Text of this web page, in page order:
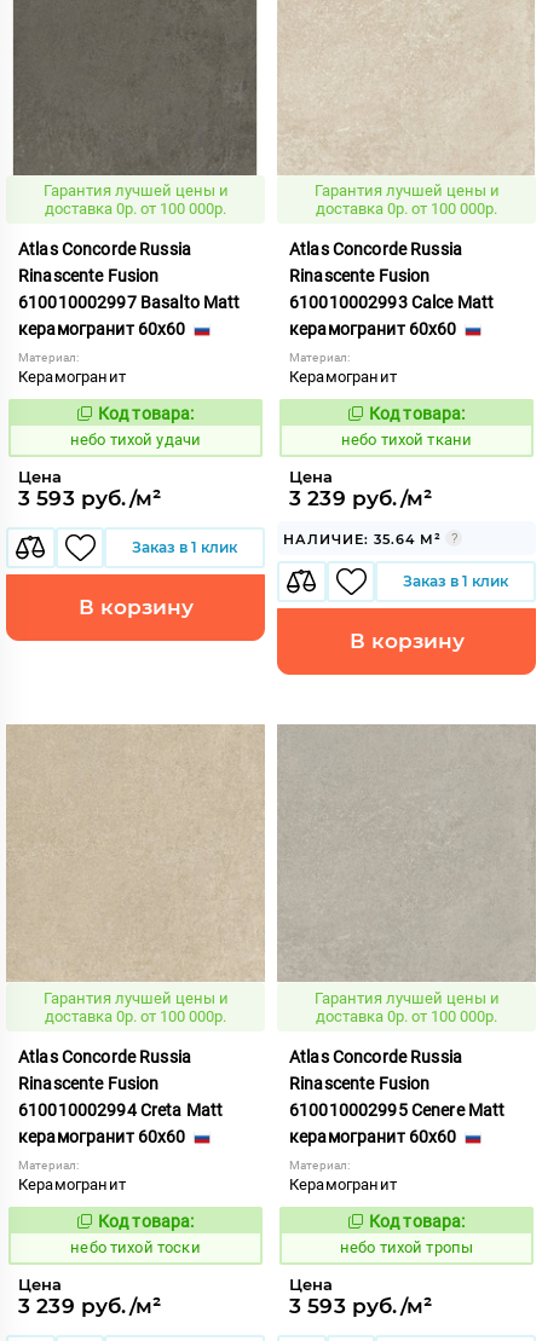
Гарантия лучшей цены и
доставка 0р. от 100 000р.
Atlas Concorde Russia
Rinascente Fusion
610010002997 Basalto Matt
керамогранит 60x60
Материал:
Керамогранит
1122110
Код товара:
небо тихой удачи
Цена
3 593 руб./м²
Заказ в 1 клик
В корзину
Гарантия лучшей цены и
доставка 0р. от 100 000р.
Atlas Concorde Russia
Rinascente Fusion
610010002993 Calce Matt
керамогранит 60x60
Материал:
Керамогранит
1122105
Код товара:
небо тихой ткани
Цена
3 239 руб./м²
НАЛИЧИЕ: 35.64 М²
Заказ в 1 клик
В корзину
Гарантия лучшей цены и
доставка 0р. от 100 000р.
Atlas Concorde Russia
Rinascente Fusion
610010002994 Creta Matt
керамогранит 60x60
Материал:
Керамогранит
1122106
Код товара:
небо тихой тоски
Цена
3 239 руб./м²
Гарантия лучшей цены и
доставка 0р. от 100 000р.
Atlas Concorde Russia
Rinascente Fusion
610010002995 Cenere Matt
керамогранит 60x60
Материал:
Керамогранит
1122108
Код товара:
небо тихой тропы
Цена
3 593 руб./м²